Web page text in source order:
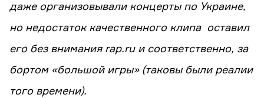
даже организовывали концерты по Украине,
но недостаток качественного клипа оставил
его без внимания rap.ru и соответственно, за
бортом «большой игры» (таковы были реалии
того времени).